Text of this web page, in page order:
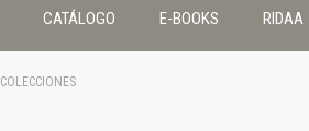
Editorial
CATÁLOGO E-BOOKS RIDAA
COLECCIONES